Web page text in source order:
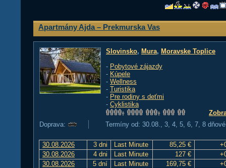
Apartmány Ajda – Prekmurska Vas
Slovinsko, Mura, Moravske Toplice
- Pobytové zájazdy
- Kúpele
- Wellness
- Turistika
- Pre rodiny s deťmi
- Cyklistika
Doprava:
Termíny od: 30.08., 3, 4, 5, 6, 7, 8 dňové
30.08.2026 3 dni Last Minute 85,25 €
30.08.2026
4 dni Last Minute 127 €
30.08.2026
5 dní Last Minute 169,75 €